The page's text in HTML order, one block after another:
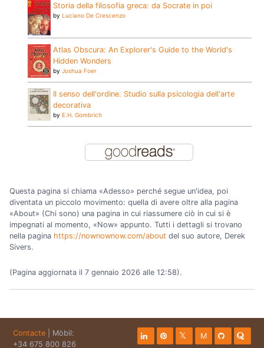
Storia della filosofia greca: da Socrate in poi
by Luciano De Crescenzo
Atlas Obscura: An Explorer's Guide to the World's
Hidden Wonders
by Joshua Foer
Il senso dell'ordine. Studio sulla psicologia dell'arte
decorativa
by E.H. Gombrich
Questa pagina si chiama «Adesso» perché segue un'idea, poi
diventata un piccolo movimento: quella di avere oltre alla pagina
«About» (Chi sono) una pagina in cui riassumere ciò in cui si è
impegnati al momento, «Now» appunto. Tutti i dettagli si trovano
nella pagina https://nownownow.com/about del suo autore, Derek
Sivers.
(Pagina aggiornata il 7 gennaio 2026 alle 12:58).
Contacte | Mòbil:
+34 675 800 826
M